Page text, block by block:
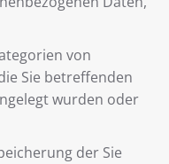
von
Sie betreffenden
wurden oder
der Sie